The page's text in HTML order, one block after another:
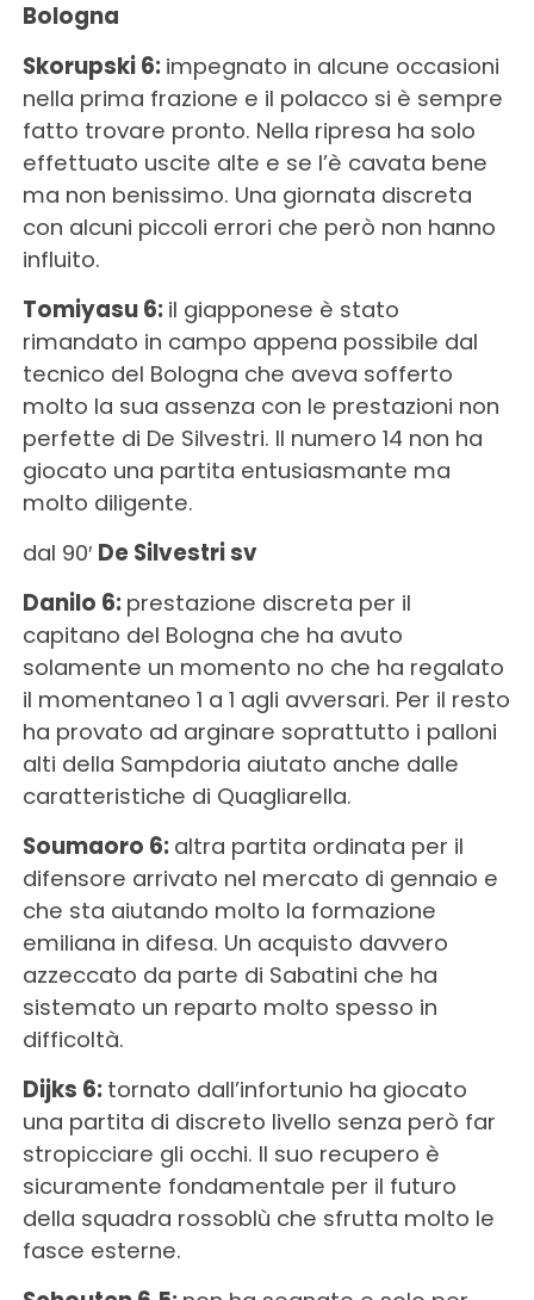
Bologna
Skorupski 6: impegnato in alcune occasioni
nella prima frazione e il polacco si è sempre
fatto trovare pronto. Nella ripresa ha solo
effettuato uscite alte e se l’è cavata bene
ma non benissimo. Una giornata discreta
con alcuni piccoli errori che però non hanno
influito.
Tomiyasu 6: il giapponese è stato
rimandato in campo appena possibile dal
tecnico del Bologna che aveva sofferto
molto la sua assenza con le prestazioni non
perfette di De Silvestri. Il numero 14 non ha
giocato una partita entusiasmante ma
molto diligente.
dal 90′ De Silvestri sv
Danilo 6: prestazione discreta per il
capitano del Bologna che ha avuto
solamente un momento no che ha regalato
il momentaneo 1 a 1 agli avversari. Per il resto
ha provato ad arginare soprattutto i palloni
alti della Sampdoria aiutato anche dalle
caratteristiche di Quagliarella.
Soumaoro 6: altra partita ordinata per il
difensore arrivato nel mercato di gennaio e
che sta aiutando molto la formazione
emiliana in difesa. Un acquisto davvero
azzeccato da parte di Sabatini che ha
sistemato un reparto molto spesso in
difficoltà.
Dijks 6: tornato dall’infortunio ha giocato
una partita di discreto livello senza però far
stropicciare gli occhi. Il suo recupero è
sicuramente fondamentale per il futuro
della squadra rossoblù che sfrutta molto le
fasce esterne.